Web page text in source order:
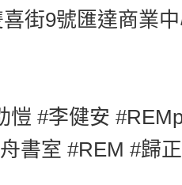
街9號匯達商業
愷 #李健安
書室 #REM #歸